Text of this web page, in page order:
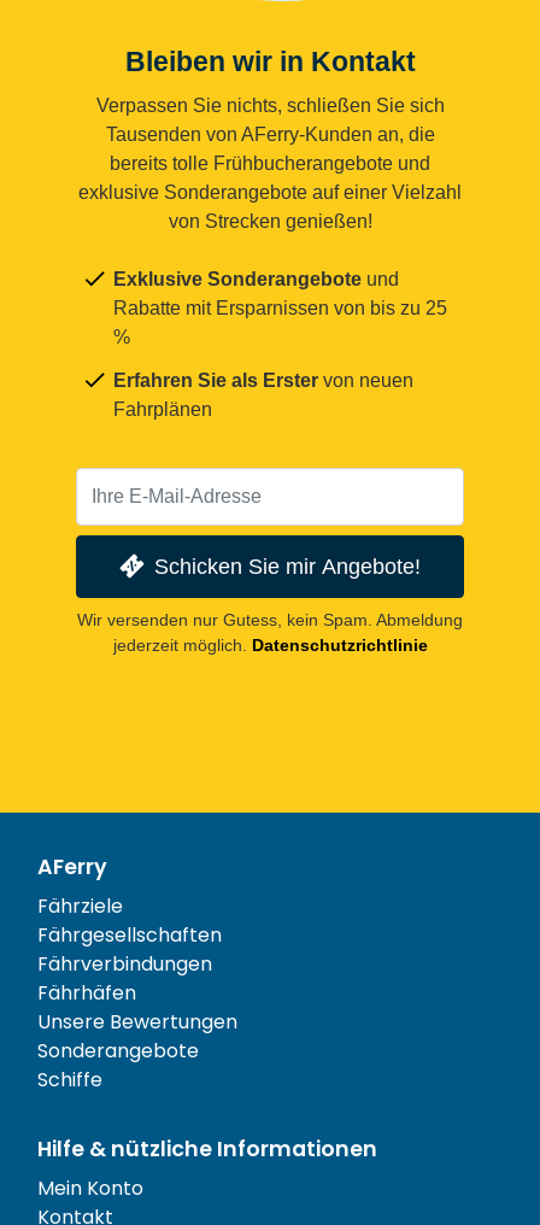
Bleiben wir in Kontakt
Verpassen Sie nichts, schließen Sie sich
Tausenden von AFerry-Kunden an, die
bereits tolle Frühbucherangebote und
exklusive Sonderangebote auf einer Vielzahl
von Strecken genießen!
Exklusive Sonderangebote und
Rabatte mit Ersparnissen von bis zu 25
%
Erfahren Sie als Erster von neuen
Fahrplänen
Schicken Sie mir Angebote!
Wir versenden nur Gutess, kein Spam. Abmeldung
jederzeit möglich.
Datenschutzrichtlinie
AFerry
Fährziele
Fährgesellschaften
Fährverbindungen
Fährhäfen
Unsere Bewertungen
Sonderangebote
Schiffe
Hilfe & nützliche Informationen
Mein Konto
Kontakt